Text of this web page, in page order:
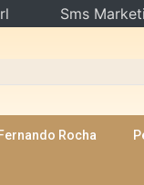
Fernando Rocha
Sms